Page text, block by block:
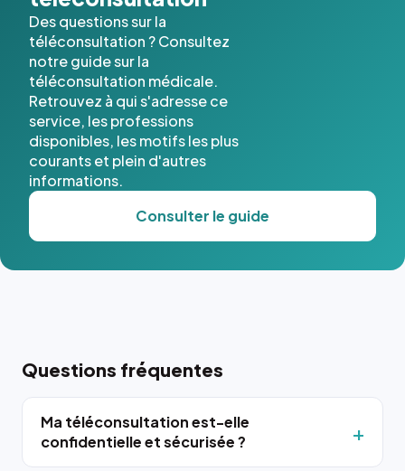
Des questions sur la
téléconsultation ? Consultez
notre guide sur la
téléconsultation médicale.
Retrouvez à qui s'adresse ce
service, les professions
disponibles, les motifs les plus
courants et plein d'autres
informations.
Consulter le guide
Questions fréquentes
Ma téléconsultation est-elle
confidentielle et sécurisée ?